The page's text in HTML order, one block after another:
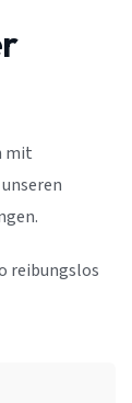
mit
reibungslos